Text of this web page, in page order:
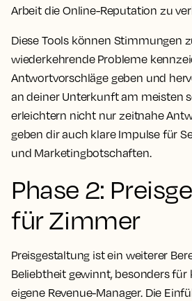
Arbeit die Online-Reputation zu
Diese Tools können Stimmungen
wiederkehrende Probleme
Antwortvorschläge geben und
an deiner Unterkunft am meisten
erleichtern nicht nur zeitnahe
geben dir auch klare Impulse für
und Marketingbotschaften.
Phase 2:
für Zimmer
Preisgestaltung ist ein weiterer
Beliebtheit gewinnt, besonders für
eigene Revenue-Manager. Die